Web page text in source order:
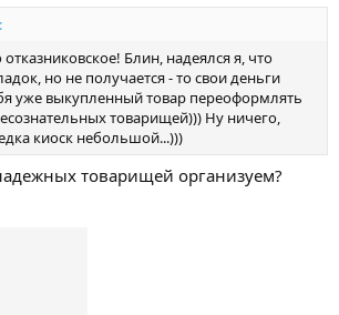
Блин, надеялся я, что
но не получается - то свои деньги
уже выкупленный товар переоформлять
товарищей))) Ну ничего,
киоск небольшой...)))
товарищей организуем?